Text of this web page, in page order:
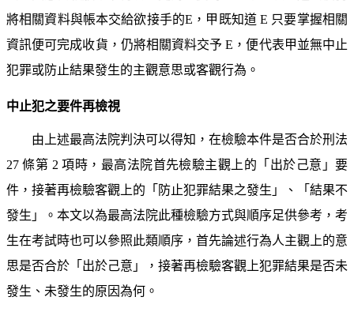
將相關資料與帳本交給欲接手的E，甲既知道 E 只要掌握相關
資訊便可完成收貨，仍將相關資料交予 E，便代表甲並無中止
犯罪或防止結果發生的主觀意思或客觀行為。
中止犯之要件再檢視
由上述最高法院判決可以得知，在檢驗本件是否合於刑法
27 條第 2 項時，最高法院首先檢驗主觀上的「出於己意」要
件，接著再檢驗客觀上的「防止犯罪結果之發生」、「結果不
發生」。本文以為最高法院此種檢驗方式與順序足供參考，考
生在考試時也可以參照此類順序，首先論述行為人主觀上的意
思是否合於「出於己意」，接著再檢驗客觀上犯罪結果是否未
發生、未發生的原因為何。